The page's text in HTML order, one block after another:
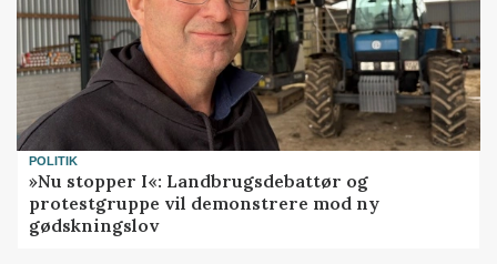
POLITIK
»Nu stopper I«: Landbrugsdebattør og
protestgruppe vil demonstrere mod ny
gødskningslov